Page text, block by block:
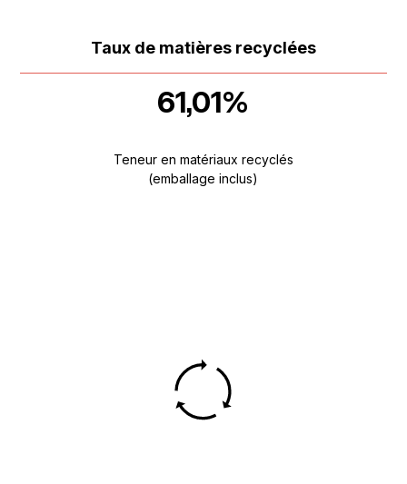
Taux de matières recyclées
61,01%
Teneur en matériaux recyclés
(emballage inclus)